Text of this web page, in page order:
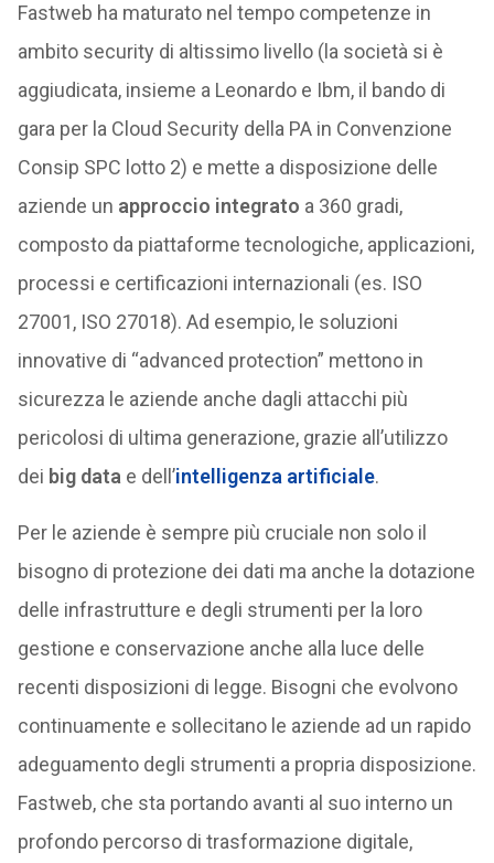
Fastweb ha maturato nel tempo competenze in
ambito security di altissimo livello (la società si è
aggiudicata, insieme a Leonardo e Ibm, il bando di
gara per la Cloud Security della PA in Convenzione
Consip SPC lotto 2) e mette a disposizione delle
aziende un approccio integrato a 360 gradi,
composto da piattaforme tecnologiche, applicazioni,
processi e certificazioni internazionali (es. ISO
27001, ISO 27018). Ad esempio, le soluzioni
innovative di “advanced protection” mettono in
sicurezza le aziende anche dagli attacchi più
pericolosi di ultima generazione, grazie all’utilizzo
dei big data e dell’intelligenza artificiale.
Per le aziende è sempre più cruciale non solo il
bisogno di protezione dei dati ma anche la dotazione
delle infrastrutture e degli strumenti per la loro
gestione e conservazione anche alla luce delle
recenti disposizioni di legge. Bisogni che evolvono
continuamente e sollecitano le aziende ad un rapido
adeguamento degli strumenti a propria disposizione.
Fastweb, che sta portando avanti al suo interno un
profondo percorso di trasformazione digitale,